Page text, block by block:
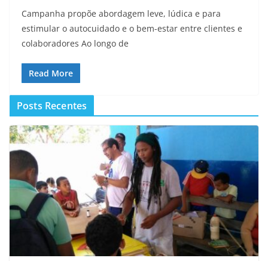
Campanha propõe abordagem leve, lúdica e para
estimular o autocuidado e o bem-estar entre clientes e
colaboradores Ao longo de
Read More
Posts Recentes